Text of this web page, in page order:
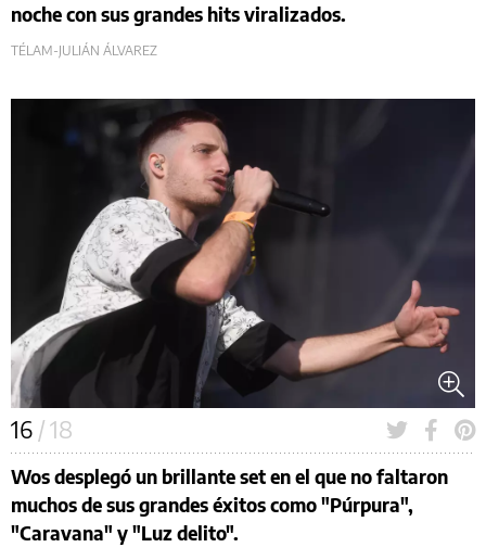
noche con sus grandes hits viralizados.
TÉLAM-JULIÁN ÁLVAREZ
16 / 18
Wos desplegó un brillante set en el que no faltaron
muchos de sus grandes éxitos como "Púrpura",
"Caravana" y "Luz delito".